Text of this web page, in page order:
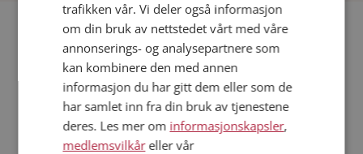
Fler single
Flere singlemenn fra Sømna :Olemann,Michael
Kvinner fra Sømna
Date kvinner i Norge
Date menn i Norge
trafikken vår. Vi deler også informasjon
om din bruk av nettstedet vårt med våre
annonserings- og analysepartnere som
kan kombinere den med annen
informasjon du har gitt dem eller som de
har samlet inn fra din bruk av tjenestene
deres. Les mer om informasjonskapsler,
medlemsvilkåreller vår